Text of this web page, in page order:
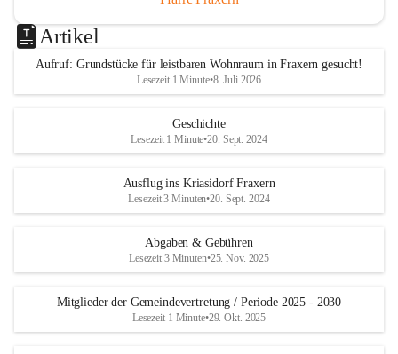
Artikel
Aufruf: Grundstücke für leistbaren Wohnraum in Fraxern gesucht!
Lesezeit 1 Minute•8. Juli 2026
Geschichte
Lesezeit 1 Minute•20. Sept. 2024
Ausflug ins Kriasidorf Fraxern
Lesezeit 3 Minuten•20. Sept. 2024
Abgaben & Gebühren
Lesezeit 3 Minuten•25. Nov. 2025
Mitglieder der Gemeindevertretung / Periode 2025 - 2030
Lesezeit 1 Minute•29. Okt. 2025